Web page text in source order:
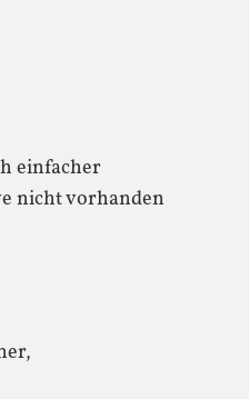
einfacher
nicht vorhanden